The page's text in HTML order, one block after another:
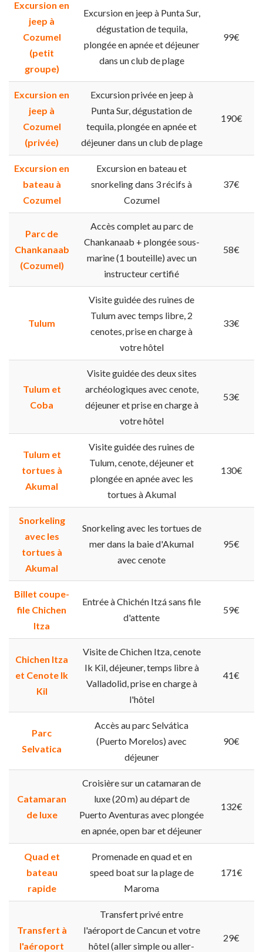
Excursion en
jeep à
Cozumel
(petit
groupe)
Excursion en jeep à Punta Sur,
dégustation de tequila,
plongée en apnée et déjeuner
dans un club de plage
99€
Excursion en
jeep à
Cozumel
(privée)
Excursion privée en jeep à
Punta Sur, dégustation de
tequila, plongée en apnée et
déjeuner dans un club de plage
190€
Excursion en
bateau à
Cozumel
Excursion en bateau et
snorkeling dans 3 récifs à
Cozumel
37€
Parc de
Chankanaab
(Cozumel)
Accès complet au parc de
Chankanaab + plongée sous-
marine (1 bouteille) avec un
instructeur certifié
58€
Tulum
Visite guidée des ruines de
Tulum avec temps libre, 2
cenotes, prise en charge à
votre hôtel
33€
Tulum et
Coba
Visite guidée des deux sites
archéologiques avec cenote,
déjeuner et prise en charge à
votre hôtel
53€
Tulum et
tortues à
Akumal
Visite guidée des ruines de
Tulum, cenote, déjeuner et
plongée en apnée avec les
tortues à Akumal
130€
Snorkeling
avec les
tortues à
Akumal
Snorkeling avec les tortues de
mer dans la baie d'Akumal
avec cenote
95€
Billet coupe-
file Chichen
Itza
Entrée à Chichén Itzá sans file
d'attente
59€
Chichen Itza
et Cenote Ik
Kil
Visite de Chichen Itza, cenote
Ik Kil, déjeuner, temps libre à
Valladolid, prise en charge à
l'hôtel
41€
Parc
Selvatica
Accès au parc Selvática
(Puerto Morelos) avec
déjeuner
90€
Catamaran
de luxe
Croisière sur un catamaran de
luxe (20 m) au départ de
Puerto Aventuras avec plongée
en apnée, open bar et déjeuner
132€
Quad et
bateau
rapide
Promenade en quad et en
speed boat sur la plage de
Maroma
171€
Transfert à
l'aéroport
Transfert privé entre
l'aéroport de Cancun et votre
hôtel (aller simple ou aller-
29€